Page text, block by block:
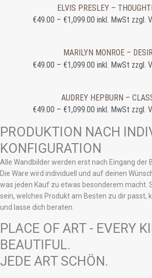
ELVIS PRESLEY –
€49.00 – €1,099.00 inkl. MwSt zzgl.
MARILYN MONROE –
€49.00 – €1,099.00 inkl. MwSt zzgl.
AUDREY HEPBURN –
€49.00 – €1,099.00 inkl. MwSt zzgl.
PRODUKTION NACH
KONFIGURATION
Alle Wandbilder werden erst nach Eingang der
Die Ware wird individuell und auf deinen
was jeden Kauf zu etwas besonderem macht.
sein, welches Produkt am Besten zu dir passt,
und lasse dich beraten.
PLACE OF ART - EVERY
BEAUTIFUL.
JEDE ART SCHÖN.